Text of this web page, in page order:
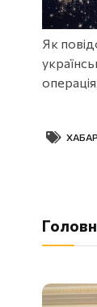
Як
ХАБАР